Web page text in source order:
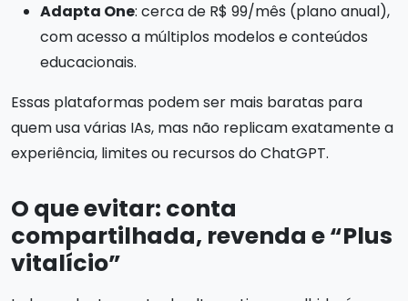
Adapta One: cerca de R$ 99/mês (plano anual),
com acesso a múltiplos modelos e conteúdos
educacionais.
Essas plataformas podem ser mais baratas para
quem usa várias IAs, mas não replicam exatamente a
experiência, limites ou recursos do ChatGPT.
O que evitar: conta
compartilhada, revenda e “Plus
vitalício”